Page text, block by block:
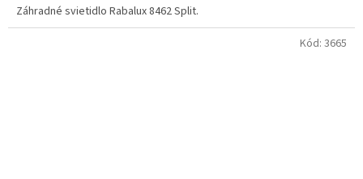
Záhradné svietidlo Rabalux 8462 Split.
Kód: 3665